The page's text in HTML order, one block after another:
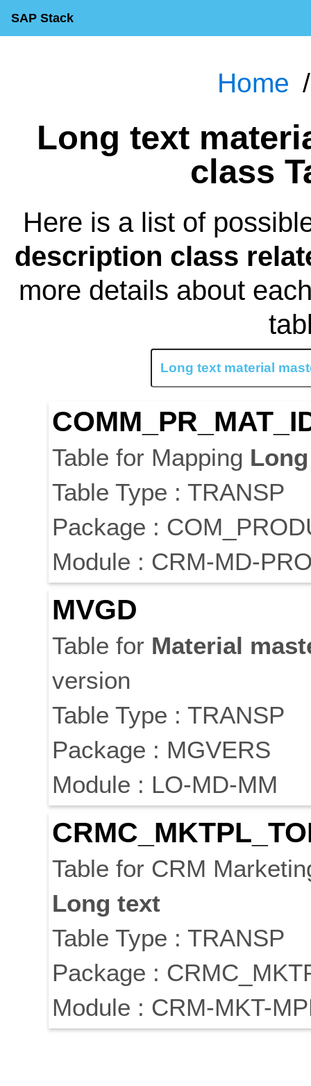
SAP Stack
Home
Long text material master description
class
Here is a list of
description class
more details about
Table for Mapping Long
Table Type : TRANSP
Package :
Module : CRM-MD-
MVGD
Table for Material
version
Table Type : TRANSP
Package : MGVERS
Module : LO-MD-MM
Table for CRM
Long text
Table Type : TRANSP
Package :
Module : CRM-MKT-